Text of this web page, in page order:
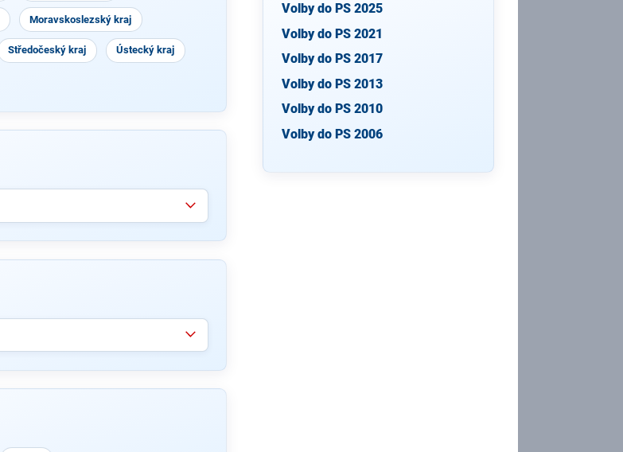
Moravskoslezský kraj
Středočeský kraj Ústecký kraj
Volby do PS 2025
Volby do PS 2021
Volby do PS 2017
Volby do PS 2013
Volby do PS 2010
Volby do PS 2006